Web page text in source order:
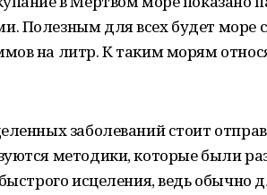
Полезным для всех будет море
на литр. К таким морям
заболеваний стоит
методики, которые были
исцеления, ведь обычно